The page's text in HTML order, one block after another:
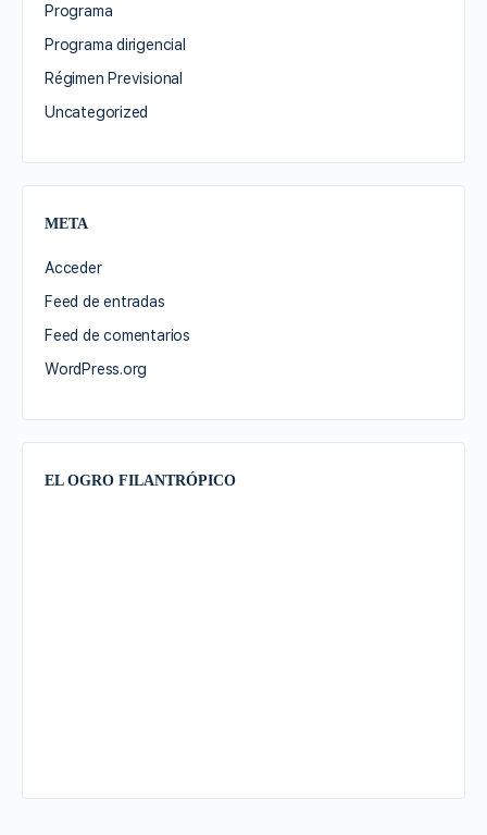
Programa
Programa dirigencial
Régimen Previsional
Uncategorized
META
Acceder
Feed de entradas
Feed de comentarios
WordPress.org
EL OGRO FILANTRÓPICO